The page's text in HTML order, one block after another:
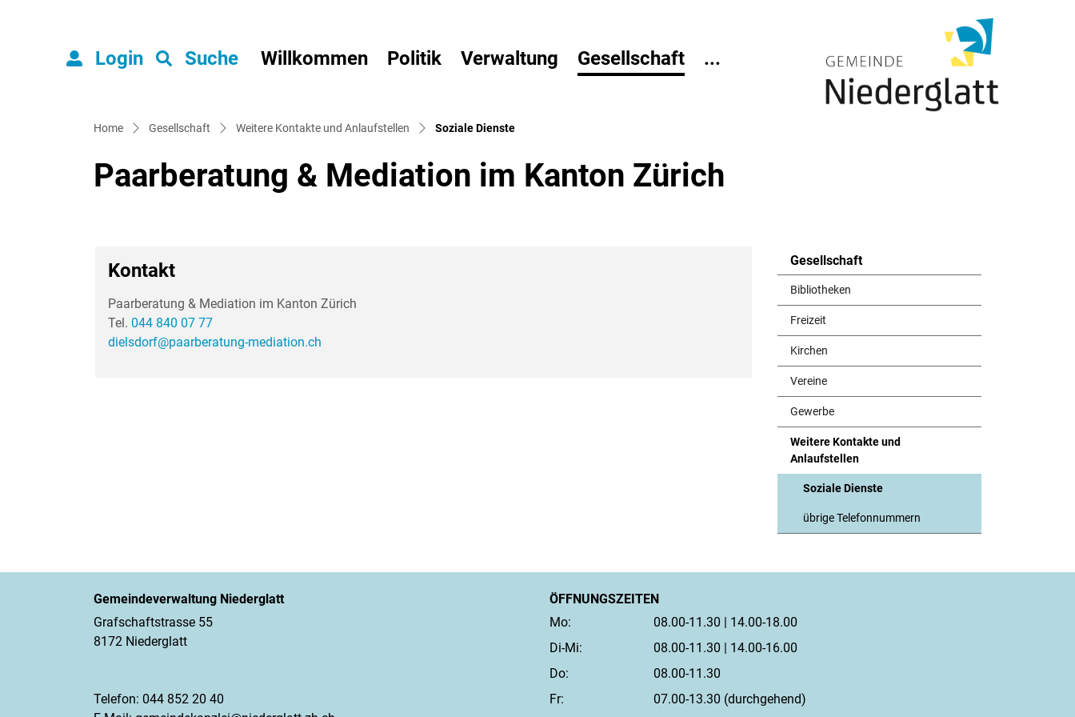
Willkommen Politik Verwaltung Gesellschaft ...
Login Suche
Home Gesellschaft Weitere Kontakte und Anlaufstellen Soziale Dienste(ausgewählt)
Paarberatung & Mediation im Kanton Zürich
Gesellschaft
Bibliotheken
Freizeit
Kirchen
Vereine
Gewerbe
Weitere Kontakte und
Anlaufstellen
Soziale Dienste
(ausgewählt)
übrige Telefonnummern
Kontakt
Paarberatung & Mediation im Kanton Zürich
Tel. 044 840 07 77
dielsdorf@paarberatung-mediation.ch
Gemeindeverwaltung Niederglatt
Grafschaftstrasse 55
8172 Niederglatt
Telefon: 044 852 20 40
ÖFFNUNGSZEITEN
Mo:
08.00-11.30 | 14.00-18.00
Di-Mi:
08.00-11.30 | 14.00-16.00
Do:
08.00-11.30
Fr:
07.00-13.30 (durchgehend)